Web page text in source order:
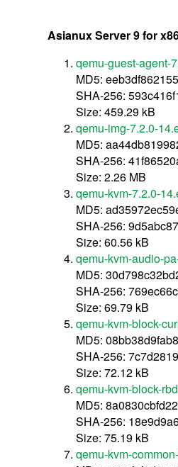
Asianux Server 9 for
qemu-guest-agent-
MD5:
SHA-256:
Size: 459.29 kB
qemu-img-7.2.0-
MD5:
SHA-256:
Size: 2.26 MB
qemu-kvm-7.2.0-
MD5:
SHA-256:
Size: 60.56 kB
qemu-kvm-audio-
MD5:
SHA-256:
Size: 69.79 kB
qemu-kvm-block-
MD5:
SHA-256:
Size: 72.12 kB
qemu-kvm-block-
MD5:
SHA-256:
Size: 75.19 kB
qemu-kvm-